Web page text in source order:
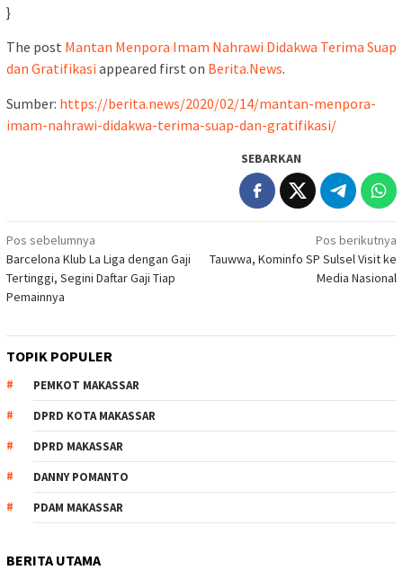
}
The post Mantan Menpora Imam Nahrawi Didakwa Terima Suap
dan Gratifikasi appeared first on Berita.News.
Sumber: https://berita.news/2020/02/14/mantan-menpora-
imam-nahrawi-didakwa-terima-suap-dan-gratifikasi/
SEBARKAN
Navigasi
pos
Pos sebelumnya
Barcelona Klub La Liga dengan Gaji
Tertinggi, Segini Daftar Gaji Tiap
Pemainnya
Pos berikutnya
Tauwwa, Kominfo SP Sulsel Visit ke
Media Nasional
TOPIK POPULER
PEMKOT MAKASSAR
DPRD KOTA MAKASSAR
DPRD MAKASSAR
DANNY POMANTO
PDAM MAKASSAR
BERITA UTAMA